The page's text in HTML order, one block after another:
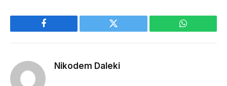
Facebook Twitter WhatsApp
Nikodem Daleki